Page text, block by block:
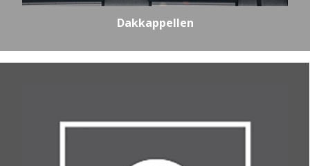
Dakkappellen